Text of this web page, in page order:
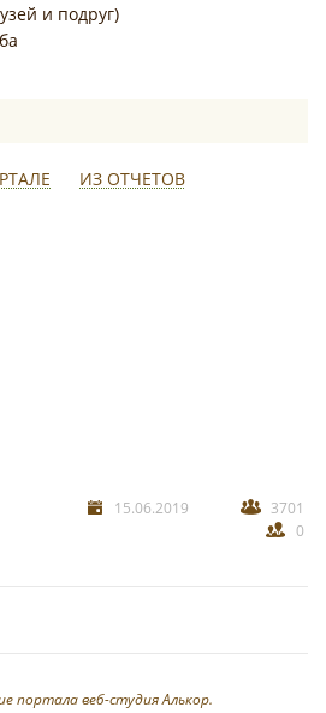
и подруг)
Артем
ИЗ ОТЧЕТОВ
15.06.2019
3701
0
портала веб-студия Алькор.